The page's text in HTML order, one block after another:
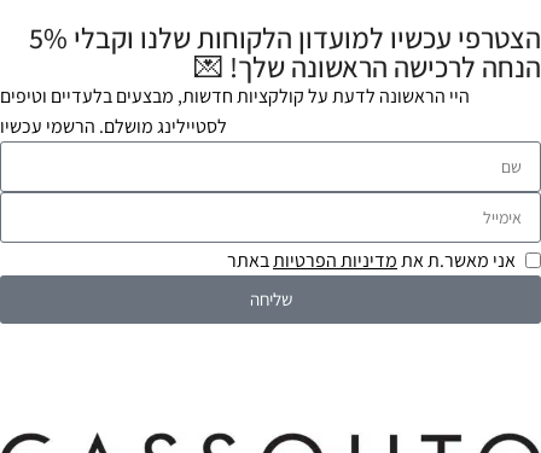
הצטרפי עכשיו למועדון הלקוחות שלנו וקבלי 5%
הנחה לרכישה הראשונה שלך! 💌
היי הראשונה לדעת על קולקציות חדשות, מבצעים בלעדיים וטיפים
לסטיילינג מושלם. הרשמי עכשיו
אני מאשר.ת אתמדיניות הפרטיותבאתר
שליחה